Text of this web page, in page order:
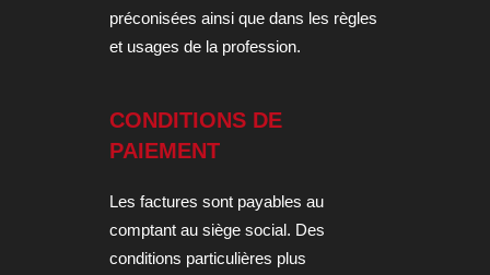
préconisées ainsi que dans les règles
et usages de la profession.
CONDITIONS DE
PAIEMENT
Les factures sont payables au
comptant au siège social. Des
conditions particulières plus